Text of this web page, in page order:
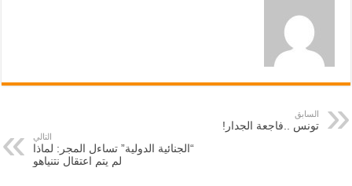
السابق
تونس ..فاجعة الجدار!
التالي
“الجنائية الدولية” تساءل المجر: لماذا
لم يتم اعتقال نتنياهو